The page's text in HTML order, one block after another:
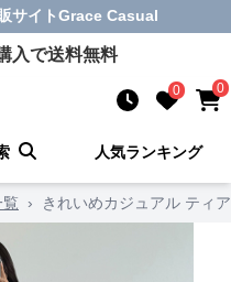
サイトGrace Casual
入で送料無料
0 0
人気ランキング
› きれいめカジュアル ティ